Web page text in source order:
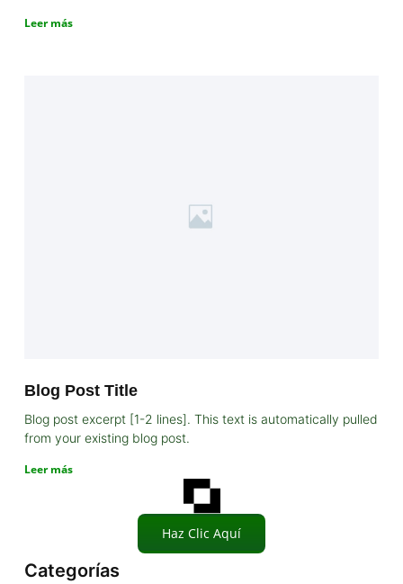
Leer más
Blog Post Title
Blog post excerpt [1-2 lines]. This text is automatically pulled
from your existing blog post.
Leer más
Haz Clic Aquí
Categorías